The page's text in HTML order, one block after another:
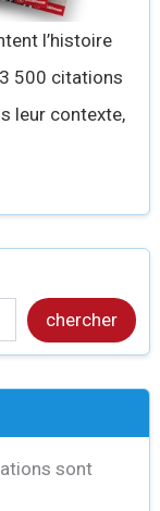
l’histoire
500 citations
leur contexte,
chercher
sont